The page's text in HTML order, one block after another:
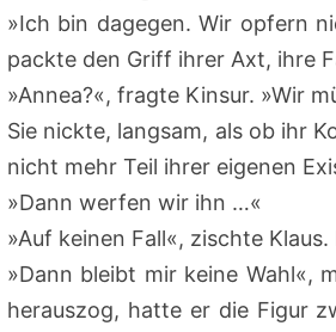
»Ich bin dagegen. Wir opfern
packte den Griff ihrer Axt, ihre
»Annea?«, fragte Kinsur. »Wir
Sie nickte, langsam, als ob ihr
nicht mehr Teil ihrer eigenen
»Dann werfen wir ihn …«
»Auf keinen Fall«, zischte
»Dann bleibt mir keine Wahl«,
herauszog, hatte er die Figur